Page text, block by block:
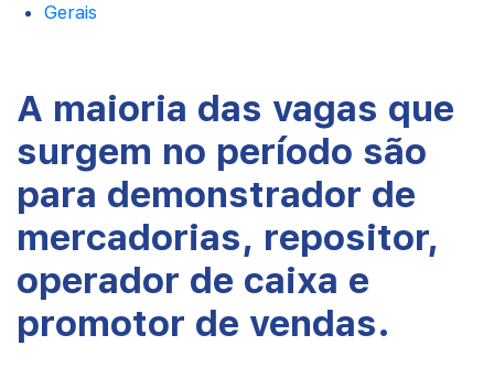
Gerais
A maioria das vagas que
surgem no período são
para demonstrador de
mercadorias, repositor,
operador de caixa e
promotor de vendas.